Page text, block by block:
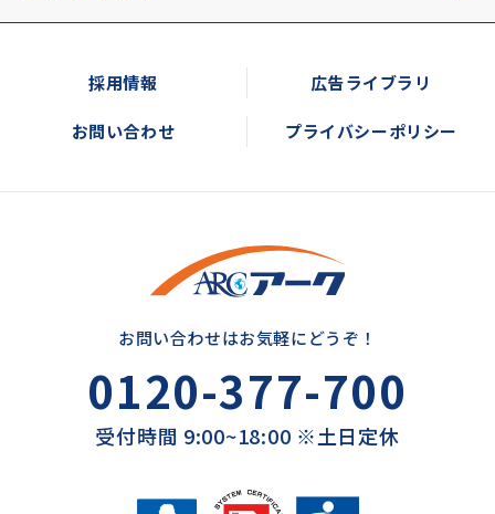
採用情報 広告ライブラリ
お問い合わせ プライバシーポリシー
お問い合わせはお気軽にどうぞ！
0120-377-700
受付時間 9:00~18:00 ※土日定休